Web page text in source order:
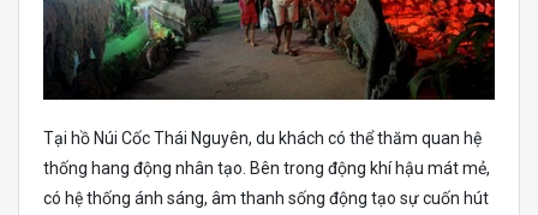
Tại hồ Núi Cốc Thái Nguyên, du khách có thể thăm quan hệ
thống hang động nhân tạo. Bên trong động khí hậu mát mẻ,
có hệ thống ánh sáng, âm thanh sống động tạo sự cuốn hút